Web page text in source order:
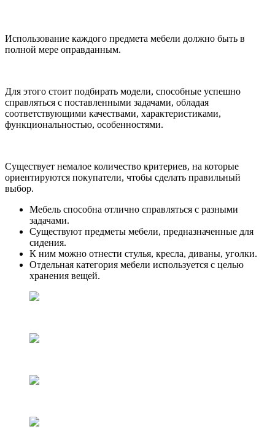
Использование каждого предмета мебели должно быть в
полной мере оправданным.
Для этого стоит подбирать модели, способные успешно
справляться с поставленными задачами, обладая
соответствующими качествами, характеристиками,
функциональностью, особенностями.
Существует немалое количество критериев, на которые
ориентируются покупатели, чтобы сделать правильный
выбор.
Мебель способна отлично справляться с разными
задачами.
Существуют предметы мебели, предназначенные для
сидения.
К ним можно отнести стулья, кресла, диваны, уголки.
Отдельная категория мебели используется с целью
хранения вещей.